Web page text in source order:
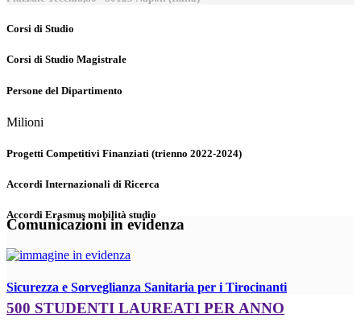
Corsi di Studio
Corsi di Studio Magistrale
Persone del Dipartimento
Milioni
Progetti Competitivi Finanziati (trienno 2022-2024)
Accordi Internazionali di Ricerca
Accordi Erasmus mobilità studio
Comunicazioni in evidenza
Sicurezza e Sorveglianza Sanitaria per i Tirocinanti
500 STUDENTI LAUREATI PER ANNO